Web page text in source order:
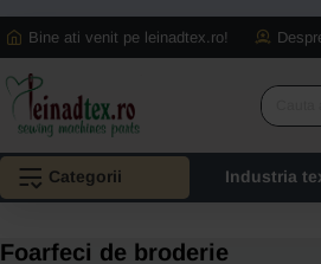
Bine ati venit pe leinadtex.ro!
Cauta
dorit...
Categorii Industria
Foarfeci de broderie